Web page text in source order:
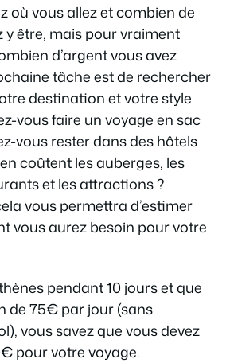
où vous allez et combien de
y être, mais pour vraiment
d’argent vous avez
tâche est de rechercher
destination et votre style
vous faire un voyage en sac
vous rester dans des hôtels
coûtent les auberges, les
et les attractions ?
vous permettra d’estimer
vous aurez besoin pour votre
pendant 10 jours et que
de 75€ par jour (sans
vous savez que vous devez
pour votre voyage.